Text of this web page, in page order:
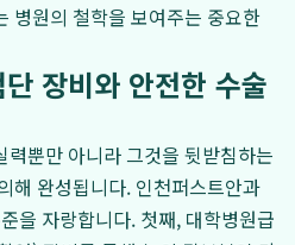
병원의 철학을 보여주는 중요한
장비와 안전한 수술
뿐만 아니라 그것을 뒷받침하는
해 완성됩니다. 인천퍼스트안과
을 자랑합니다. 첫째, 대학병원급